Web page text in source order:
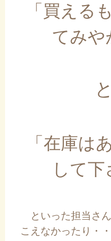
「買える
てみや
「在庫は
して下
といった担当さ
こえなかったり・・